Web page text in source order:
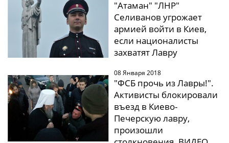
"Атаман" "ЛНР"
Селиванов угрожает
армией войти в Киев,
если националисты
захватят Лавру
08 Января 2018
"ФСБ прочь из Лавры!".
Активисты блокировали
въезд в Киево-
Печерскую лавру,
произошли